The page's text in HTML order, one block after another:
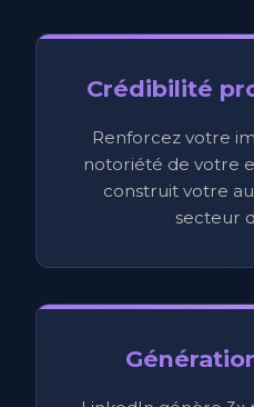
Crédibilité
Renforcez votre
notoriété de votre
construit votre
secteur